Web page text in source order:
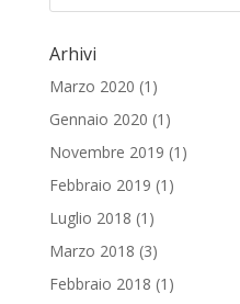
Arhivi
Marzo 2020 (1)
Gennaio 2020 (1)
Novembre 2019 (1)
Febbraio 2019 (1)
Luglio 2018 (1)
Marzo 2018 (3)
Febbraio 2018 (1)